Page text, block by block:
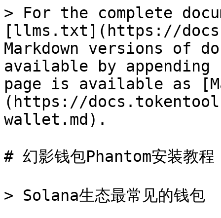
> For the complete
[llms.txt](https://
Markdown versions of
available by
page is available as
(https://
wallet.md).
# 幻影钱包Phantom安装教程
> Solana生态最常见的钱包